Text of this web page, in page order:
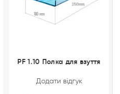
PF 1.10 Полка для взуття
Додати відгук